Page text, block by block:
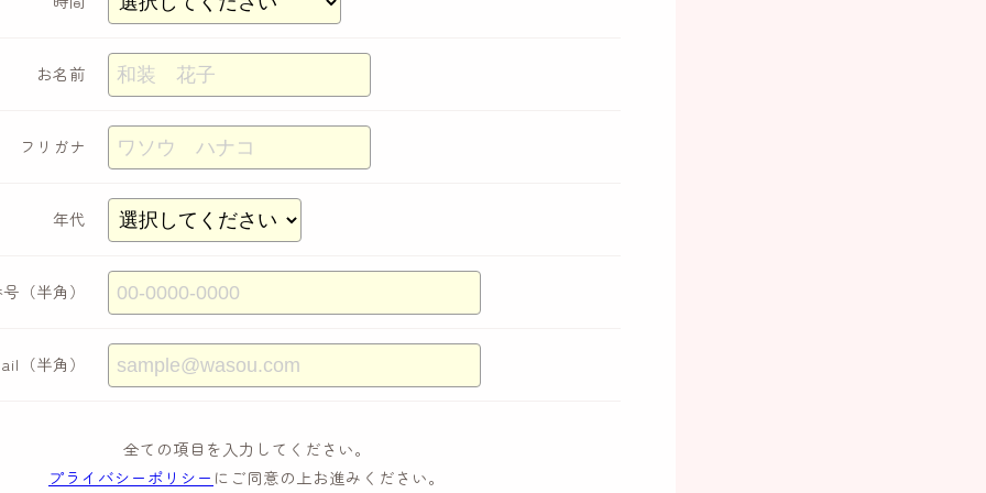
お名前
フリガナ
年代
（半角）
（半角）
全ての項目を入力してください。
プライバシーポリシー にご同意の上お進みください。